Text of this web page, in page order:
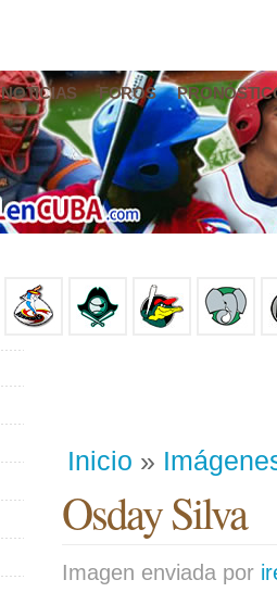
NOTICIAS FOROS
Inicio »
Osday Silva
Imagen enviada por